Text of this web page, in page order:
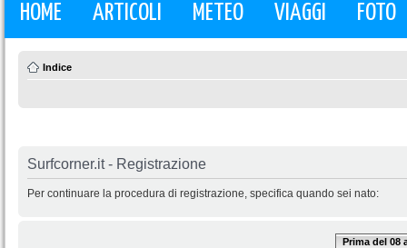
HOME ARTICOLI METEO VIAGGI FOTO
Indice
Surfcorner.it - Registrazione
Per continuare la procedura di registrazione, specifica quando sei nato:
Prima del 08